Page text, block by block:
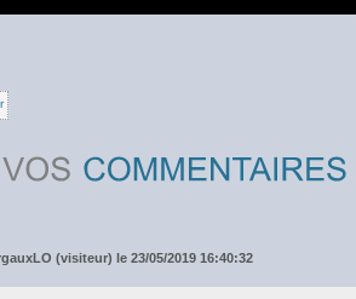
(visiteur) le 23/05/2019 16:40:32